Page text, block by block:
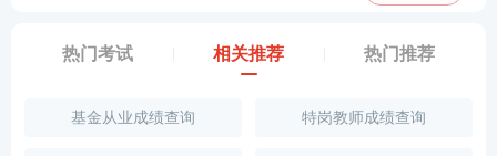
热门考试 相关推荐 热门推荐
基金从业成绩查询 特岗教师成绩查询